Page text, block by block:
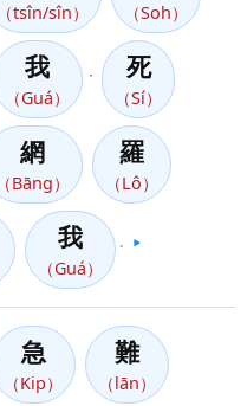
（tsîn/sîn） （Soh）
我
（Guá）
死
（Sí）
網
（Bāng）
羅
（Lô）
我
（Guá）
▶️
急
（Kip）
難
（lān）